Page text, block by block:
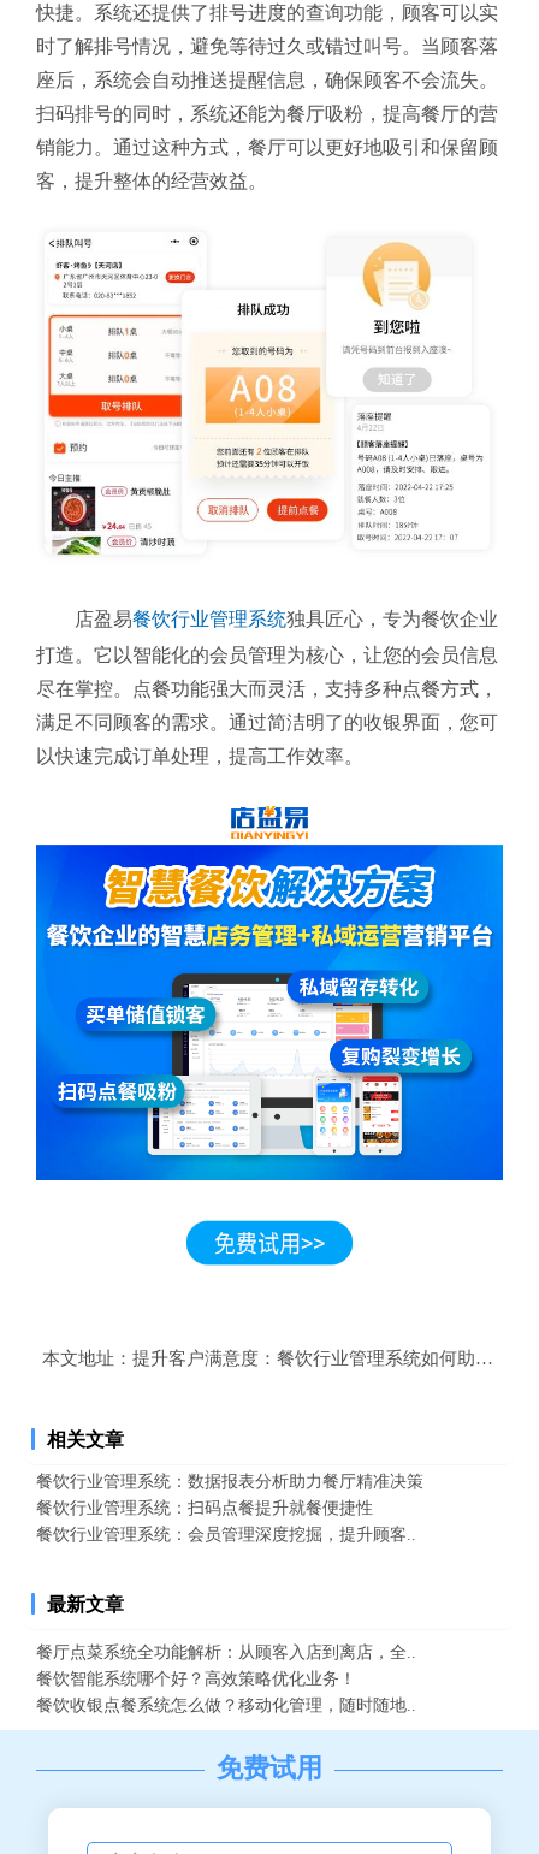
快捷。系统还提供了排号进度的查询功能，顾客可以实
时了解排号情况，避免等待过久或错过叫号。当顾客落
座后，系统会自动推送提醒信息，确保顾客不会流失。
扫码排号的同时，系统还能为餐厅吸粉，提高餐厅的营
销能力。通过这种方式，餐厅可以更好地吸引和保留顾
客，提升整体的经营效益。
店盈易餐饮行业管理系统独具匠心，专为餐饮企业
打造。它以智能化的会员管理为核心，让您的会员信息
尽在掌控。点餐功能强大而灵活，支持多种点餐方式，
满足不同顾客的需求。通过简洁明了的收银界面，您可
以快速完成订单处理，提高工作效率。
本文地址： 提升客户满意度：餐饮行业管理系统如何助力扫码
相关文章
餐饮行业管理系统：数据报表分析助力餐厅精准决策
餐饮行业管理系统：扫码点餐提升就餐便捷性
餐饮行业管理系统：会员管理深度挖掘，提升顾客..
最新文章
餐厅点菜系统全功能解析：从顾客入店到离店，全..
餐饮智能系统哪个好？高效策略优化业务！
餐饮收银点餐系统怎么做？移动化管理，随时随地..
免费试用